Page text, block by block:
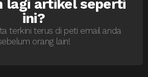
lagi artikel seperti
ini?
terkini terus di peti email anda
orang lain!